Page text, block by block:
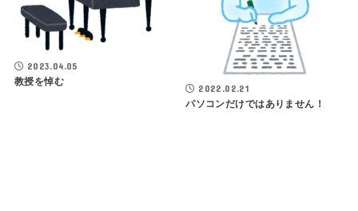
2023.04.05
教授を悼む
2022.02.21
パソコンだけではありません！